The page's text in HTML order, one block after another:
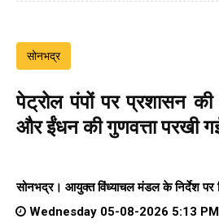
सोनभद्र
पेट्रोल पंपों पर प्रशासन
और ईंधन की गुणवत्ता परखी
सोनभद्र। आयुक्त विंध्याचल मंडल के निर्देश पर
Wednesday 05-08-2026 5:13 PM